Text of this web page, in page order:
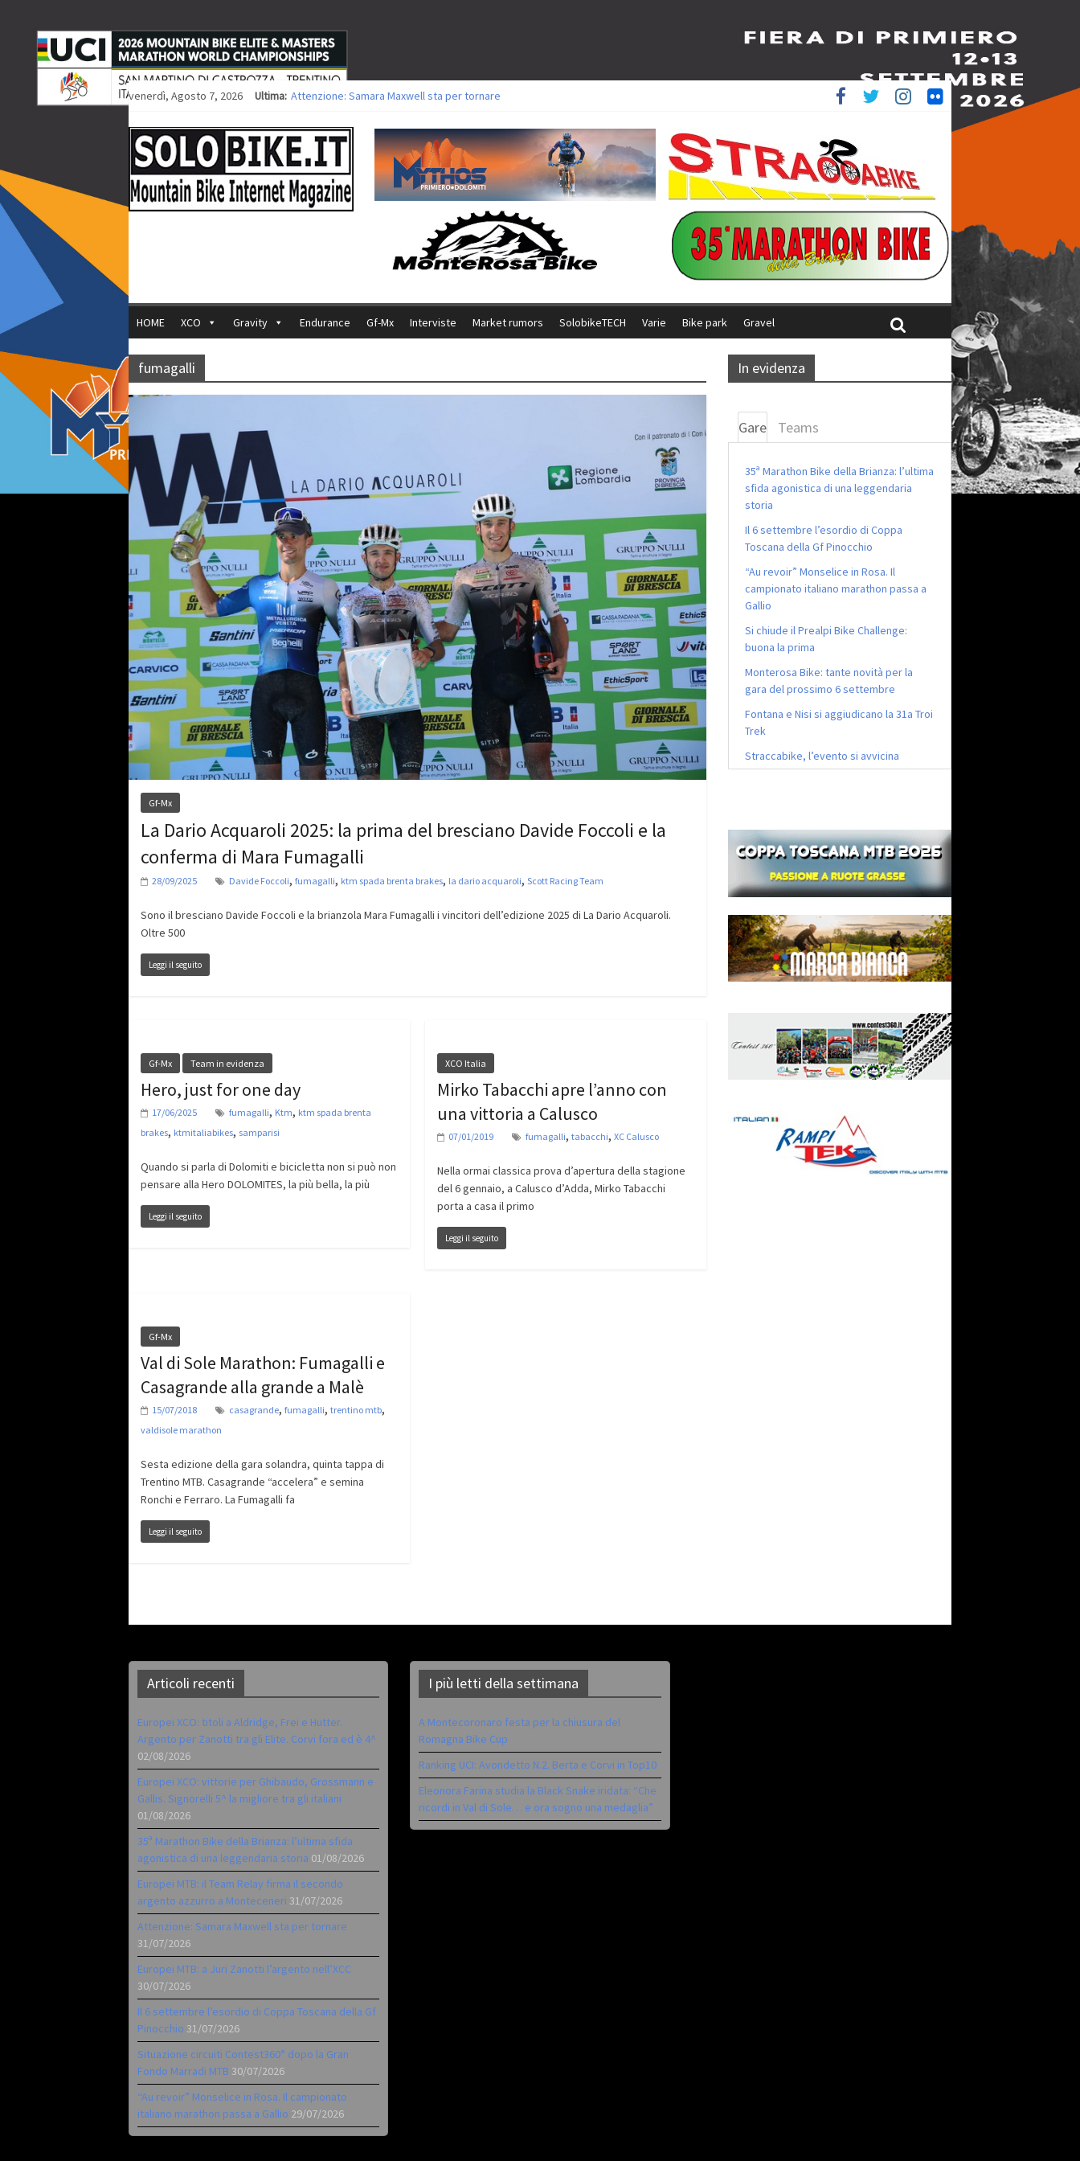
venerdì, Agosto 7, 2026 Ultima: Attenzione: Samara Maxwell sta per tornare
Europei XCO: vittorie per Ghibaudo, Grossmann e Gallis. Signorelli 5^ la migliore tra gli italiani
35ª Marathon Bike della Brianza: l’ultima sfida agonistica di una leggendaria storia
Europei MTB: il Team Relay firma il secondo argento azzurro a Monteceneri
HOME XCO Gravity Endurance Gf-Mx Interviste Market rumors SolobikeTECH Varie Bike park Gravel
fumagalli
Gf-Mx
La Dario Acquaroli 2025: la prima del bresciano Davide Foccoli e la
conferma di Mara Fumagalli
28/09/2025 Davide Foccoli, fumagalli, ktm spada brenta brakes, la dario acquaroli, Scott Racing Team
Sono il bresciano Davide Foccoli e la brianzola Mara Fumagalli i vincitori dell’edizione 2025 di La Dario Acquaroli.
Oltre 500
Leggi il seguito
Gf-Mx Team in evidenza
Hero, just for one day
17/06/2025 fumagalli, Ktm, ktm spada brenta
brakes, ktmitaliabikes, samparisi
Quando si parla di Dolomiti e bicicletta non si può non
pensare alla Hero DOLOMITES, la più bella, la più
Leggi il seguito
XCO Italia
Mirko Tabacchi apre l’anno con
una vittoria a Calusco
07/01/2019 fumagalli, tabacchi, XC Calusco
Nella ormai classica prova d’apertura della stagione
del 6 gennaio, a Calusco d’Adda, Mirko Tabacchi
porta a casa il primo
Leggi il seguito
Gf-Mx
Val di Sole Marathon: Fumagalli e
Casagrande alla grande a Malè
15/07/2018 casagrande, fumagalli, trentino mtb,
valdisole marathon
Sesta edizione della gara solandra, quinta tappa di
Trentino MTB. Casagrande “accelera” e semina
Ronchi e Ferraro. La Fumagalli fa
Leggi il seguito
In evidenza
Gare Teams
35ª Marathon Bike della Brianza: l’ultima
sfida agonistica di una leggendaria
storia
Il 6 settembre l’esordio di Coppa
Toscana della Gf Pinocchio
“Au revoir” Monselice in Rosa. Il
campionato italiano marathon passa a
Gallio
Si chiude il Prealpi Bike Challenge:
buona la prima
Monterosa Bike: tante novità per la
gara del prossimo 6 settembre
Fontana e Nisi si aggiudicano la 31a Troi
Trek
Straccabike, l’evento si avvicina
Articoli recenti
Europei XCO: titoli a Aldridge, Frei e Hutter.
Argento per Zanotti tra gli Elite. Corvi fora ed è 4^
02/08/2026
Europei XCO: vittorie per Ghibaudo, Grossmann e
Gallis. Signorelli 5^ la migliore tra gli italiani
01/08/2026
35ª Marathon Bike della Brianza: l’ultima sfida
agonistica di una leggendaria storia 01/08/2026
Europei MTB: il Team Relay firma il secondo
argento azzurro a Monteceneri 31/07/2026
Attenzione: Samara Maxwell sta per tornare
31/07/2026
Europei MTB: a Juri Zanotti l’argento nell’XCC
30/07/2026
Il 6 settembre l’esordio di Coppa Toscana della Gf
Pinocchio 31/07/2026
Situazione circuiti Contest360° dopo la Gran
Fondo Marradi MTB 30/07/2026
“Au revoir” Monselice in Rosa. Il campionato
italiano marathon passa a Gallio 29/07/2026
I più letti della settimana
A Montecoronaro festa per la chiusura del
Romagna Bike Cup
Ranking UCI: Avondetto N.2. Berta e Corvi in Top10
Eleonora Farina studia la Black Snake iridata: “Che
ricordi in Val di Sole… e ora sogno una medaglia”